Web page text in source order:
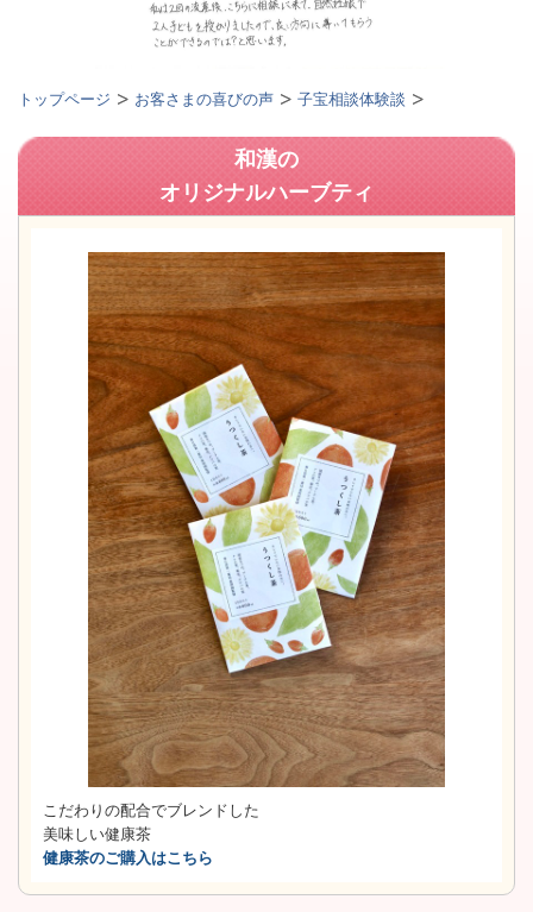
トップページ お客さまの喜びの声 子宝相談体験談
和漢の
オリジナルハーブティ
こだわりの配合でブレンドした
美味しい健康茶
健康茶のご購入はこちら